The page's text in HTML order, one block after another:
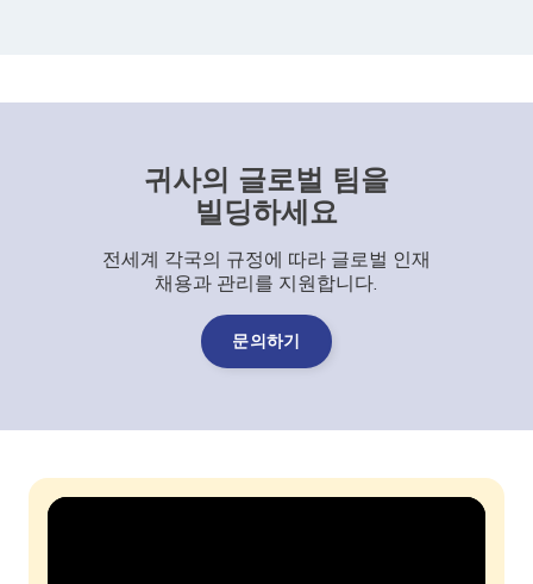
귀사의 글로벌 팀을
빌딩하세요
전세계 각국의 규정에 따라 글로벌 인재
채용과 관리를 지원합니다.
문의하기